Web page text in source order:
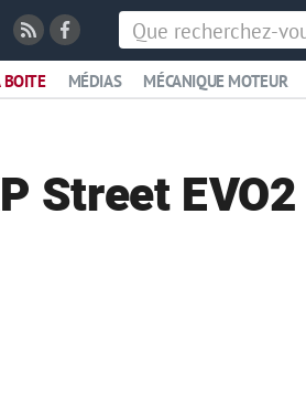
MÉDIAS MÉCANIQUE MOTEUR
Street